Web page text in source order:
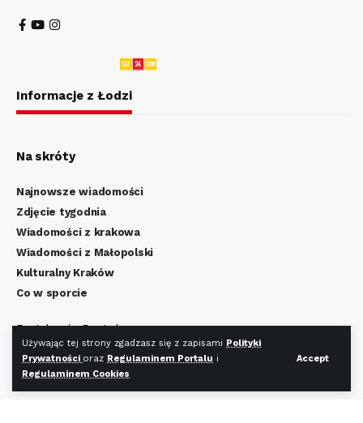
Używając tej strony zgadzasz się z zapisami Polityki
Prywatności oraz Regulaminem Portalu i
Regulaminem Cookies
Accept
Informacje z Łodzi
Na skróty
Najnowsze wiadomości
Zdjęcie tygodnia
Wiadomości z krakowa
Wiadomości z Małopolski
Kulturalny Kraków
Co w sporcie
Regulamin Portalu
Polityka Prywatności
Regulamin Cookies